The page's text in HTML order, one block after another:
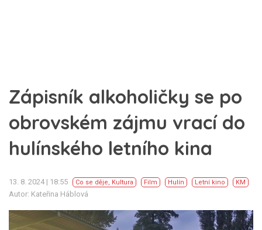
Zápisník alkoholičky se po
obrovském zájmu vrací do
hulínského letního kina
13. 8. 2024 | 18:55 Co se děje, Kultura Film Hulín Letní kino KM
Autor: Kateřina Háblová